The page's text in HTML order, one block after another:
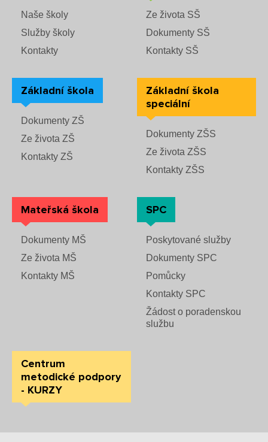
Naše školy
Služby školy
Kontakty
Ze života SŠ
Dokumenty SŠ
Kontakty SŠ
Základní škola
Dokumenty ZŠ
Ze života ZŠ
Kontakty ZŠ
Základní škola
speciální
Dokumenty ZŠS
Ze života ZŠS
Kontakty ZŠS
Mateřská škola
Dokumenty MŠ
Ze života MŠ
Kontakty MŠ
SPC
Poskytované služby
Dokumenty SPC
Pomůcky
Kontakty SPC
Žádost o poradenskou
službu
Centrum
metodické podpory
- KURZY